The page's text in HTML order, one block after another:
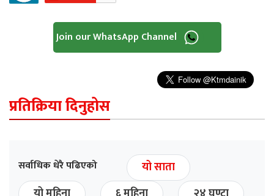
Join our WhatsApp Channel
प्रतिक्रिया दिनुहोस
सर्वाधिक धेरै पढिएको
यो साता